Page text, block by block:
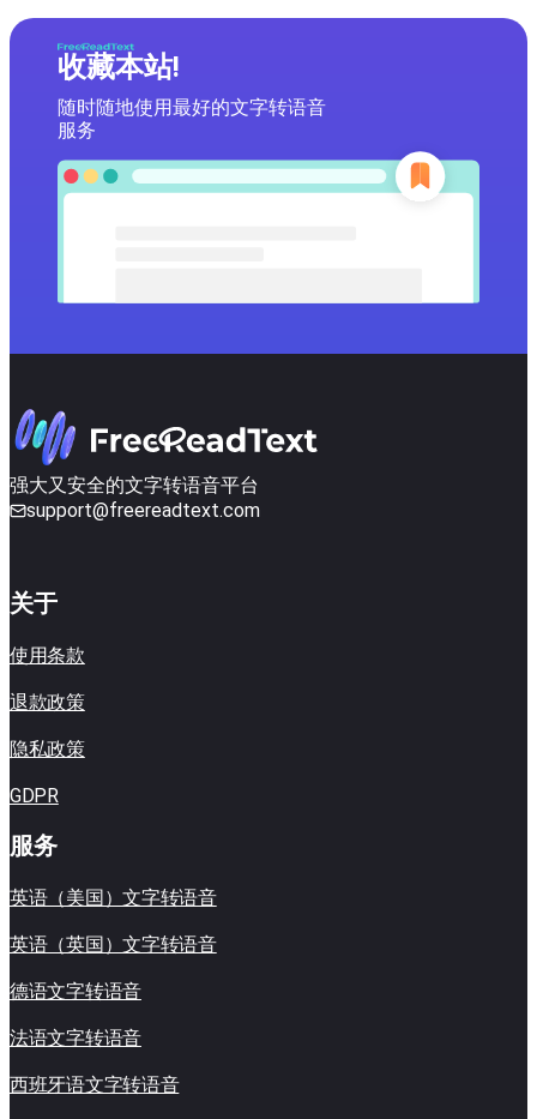
收藏本站!
随时随地使用最好的文字转语音
服务
强大又安全的文字转语音平台
support@freereadtext.com
关于
使用条款
退款政策
隐私政策
GDPR
服务
英语（美国）文字转语音
英语（英国）文字转语音
德语文字转语音
法语文字转语音
西班牙语文字转语音